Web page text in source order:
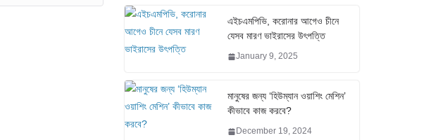
এইচএমপিভি, করোনার আগেও চীনে
যেসব মারণ ভাইরাসের উৎপত্তি
January 9, 2025
মানুষের জন্য ‘হিউম্যান ওয়াশিং মেশিন’
কীভাবে কাজ করবে?
December 19, 2024